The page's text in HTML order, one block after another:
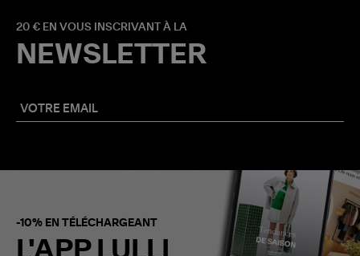
20 € EN VOUS INSCRIVANT À LA
NEWSLETTER
-10% EN TÉLÉCHARGEANT